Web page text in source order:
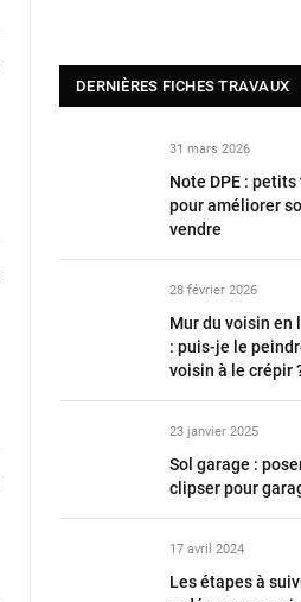
DERNIÈRES FICHES TRAVAUX
31 mars 2026
Note DPE :
pour améliorer
vendre
28 février 2026
Mur du voisin en
: puis-je le
voisin à le crépir
23 janvier 2025
Sol garage :
clipser pour
17 avril 2024
Les étapes à